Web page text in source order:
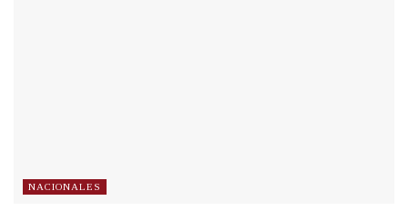
NACIONALES